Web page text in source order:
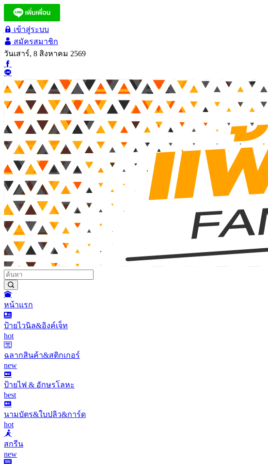
เข้าสู่ระบบ
สมัครสมาชิก
วันเสาร์, 8 สิงหาคม 2569
หน้าแรก
ป้ายไวนิล&อิงค์เจ็ท
hot
ฉลากสินค้า&สติกเกอร์
new
ป้ายไฟ & อักษรโลหะ
best
นามบัตร&ใบปลิว&การ์ด
hot
สกรีน
new